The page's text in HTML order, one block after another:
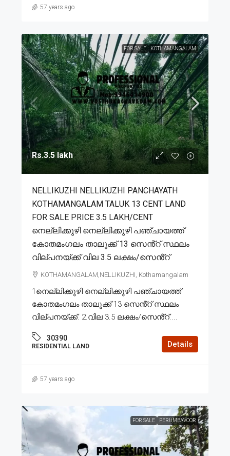
57 years ago
FOR SALE KOTHAMANGALAM
Rs.3.5 lakh
NELLIKUZHI NELLIKUZHI PANCHAYATH
KOTHAMANGALAM TALUK 13 CENT LAND
FOR SALE PRICE 3.5 LAKH/CENT
നെല്ലിക്കുഴി നെല്ലിക്കുഴി പഞ്ചായത്ത്
കോതമംഗലം താലൂക്ക് 13 സെൻ്റ് സ്ഥലം
വില്പനയ്ക്ക് വില 3.5 ലക്ഷം/സെൻ്റ്
KOTHAMANGALAM,NELLIKUZHI, Kothamangalam
1നെല്ലിക്കുഴി നെല്ലിക്കുഴി പഞ്ചായത്ത്
കോതമംഗലം താലൂക്ക് 13 സെൻ്റ് സ്ഥലം
വില്പനയ്ക്ക്. 2.വില 3.5 ലക്ഷം/സെൻ്റ്....
30390
RESIDENTIAL LAND Details
57 years ago
FOR SALE PERUMBAVOOR